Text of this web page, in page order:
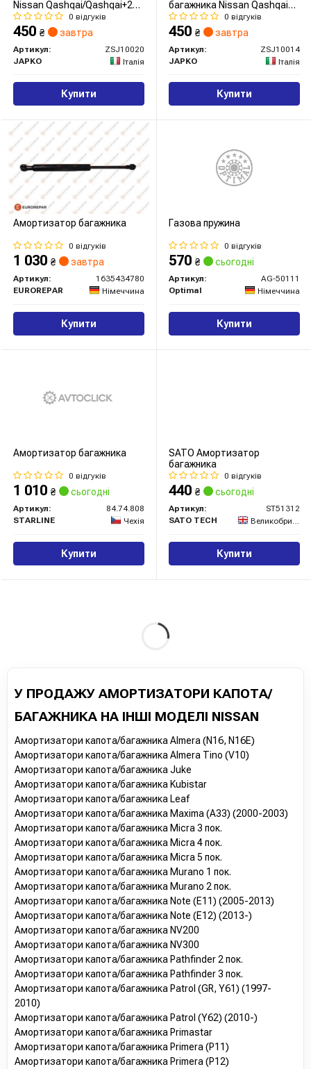
Nissan Qashqai/Qashqai+2
07-13 (502/205mm 375N)
0 відгуків
450 ₴ завтра
Артикул:
ZSJ10020
JAPKO
Італія
Купити
багажника Nissan Qashqai
(J10) (07-14) (ZSJ10014)
JAPKO
0 відгуків
450 ₴ завтра
Артикул:
ZSJ10014
JAPKO
Італія
Купити
Амортизатор багажника
0 відгуків
1 030 ₴ завтра
Артикул:
1635434780
EUROREPAR
Німеччина
Купити
Газова пружина
0 відгуків
570 ₴ сьогодні
Артикул:
AG-50111
Optimal
Німеччина
Купити
Амортизатор багажника
0 відгуків
1 010 ₴ сьогодні
Артикул:
84.74.808
STARLINE
Чехія
Купити
SATO Амортизатор
багажника
0 відгуків
440 ₴ сьогодні
Артикул:
ST51312
SATO TECH
Великобританія
Купити
У ПРОДАЖУ АМОРТИЗАТОРИ КАПОТА/
БАГАЖНИКА НА ІНШІ МОДЕЛІ NISSAN
Амортизатори капота/багажника Almera (N16, N16E)
Амортизатори капота/багажника Almera Tino (V10)
Амортизатори капота/багажника Juke
Амортизатори капота/багажника Kubistar
Амортизатори капота/багажника Leaf
Амортизатори капота/багажника Maxima (A33) (2000-2003)
Амортизатори капота/багажника Micra 3 пок.
Амортизатори капота/багажника Micra 4 пок.
Амортизатори капота/багажника Micra 5 пок.
Амортизатори капота/багажника Murano 1 пок.
Амортизатори капота/багажника Murano 2 пок.
Амортизатори капота/багажника Note (E11) (2005-2013)
Амортизатори капота/багажника Note (E12) (2013-)
Амортизатори капота/багажника NV200
Амортизатори капота/багажника NV300
Амортизатори капота/багажника Pathfinder 2 пок.
Амортизатори капота/багажника Pathfinder 3 пок.
Амортизатори капота/багажника Patrol (GR, Y61) (1997-
2010)
Амортизатори капота/багажника Patrol (Y62) (2010-)
Амортизатори капота/багажника Primastar
Амортизатори капота/багажника Primera (P11)
Амортизатори капота/багажника Primera (P12)